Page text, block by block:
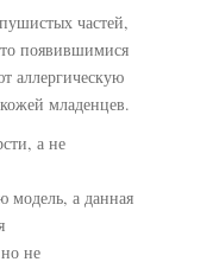
частей,
появившимися
аллергическую
младенцев.
а не
а данная
не